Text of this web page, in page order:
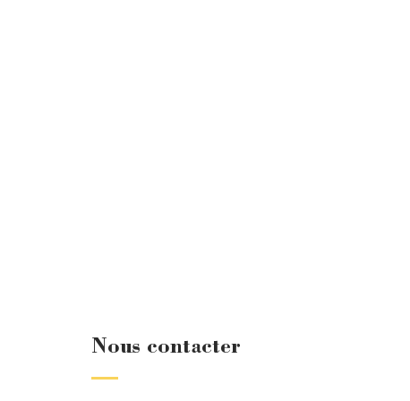
Nous contacter